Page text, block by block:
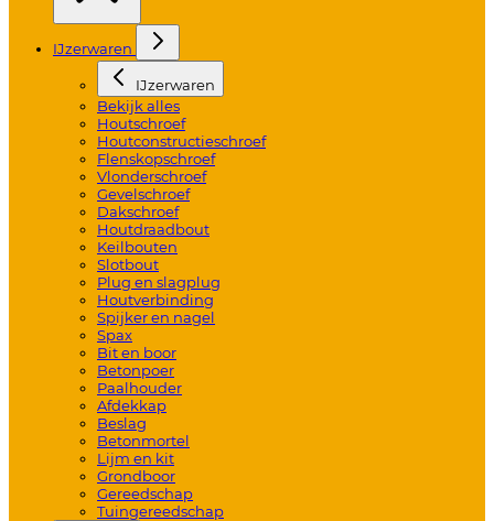
IJzerwaren
IJzerwaren
Bekijk alles
Houtschroef
Houtconstructieschroef
Flenskopschroef
Vlonderschroef
Gevelschroef
Dakschroef
Houtdraadbout
Keilbouten
Slotbout
Plug en slagplug
Houtverbinding
Spijker en nagel
Spax
Bit en boor
Betonpoer
Paalhouder
Afdekkap
Beslag
Betonmortel
Lijm en kit
Grondboor
Gereedschap
Tuingereedschap